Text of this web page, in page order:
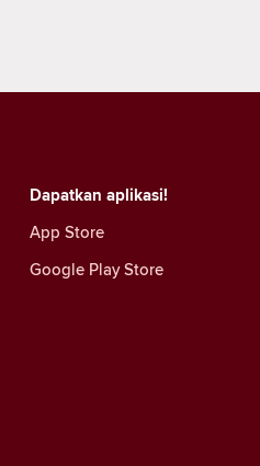
Dapatkan aplikasi!
App Store
Google Play Store